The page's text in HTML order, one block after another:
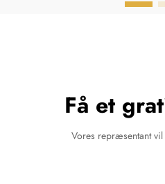
Få et
Vores repræsentant